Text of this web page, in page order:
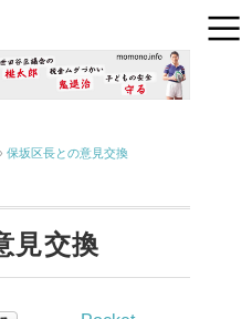
› 保坂区長との意見交換
見交換